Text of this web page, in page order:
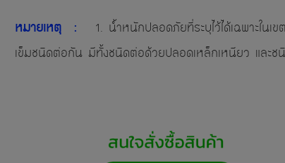
หมายเหตุ :
1. น้ำหนักปลอดภัยที่ระบุไว้ได้เฉพาะใ
เข็มชนิดต่อกัน มีทั้งชนิดต่อด้วยปลอดเหล็กเหนียว และช